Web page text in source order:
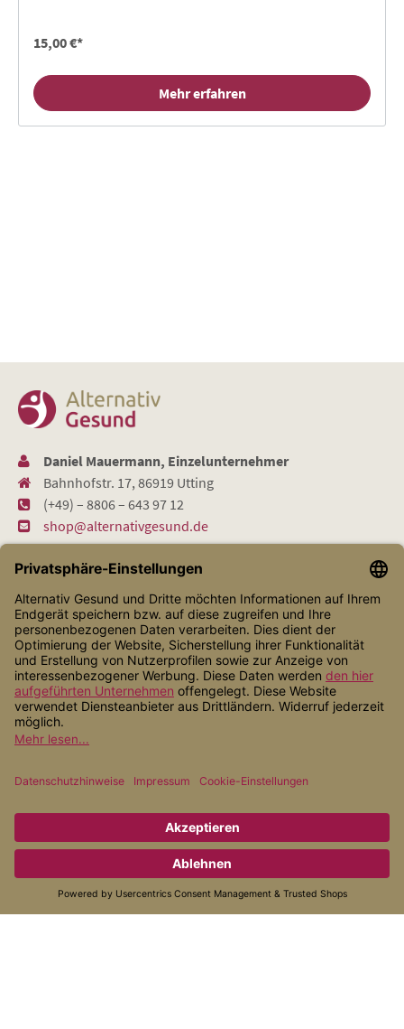
15,00 €*
Mehr erfahren
Daniel Mauermann, Einzelunternehmer
Bahnhofstr. 17, 86919 Utting
(+49) – 8806 – 643 97 12
shop@alternativgesund.de
Shop Service
Informationen
Zahlungsarten
© 2026 Alternativ Gesund
* Alle Preise inkl. gesetzl. Mehrwertsteuer zzgl.
nicht anders angegeben.